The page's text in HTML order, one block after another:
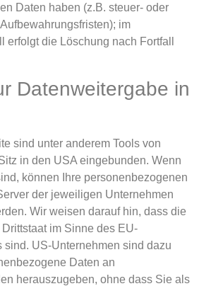
Daten haben (z.B. steuer- oder
im
erfolgt die Löschung nach Fortfall
Datenweitergabe in
sind unter anderem Tools von
in den USA eingebunden. Wenn
können Ihre personenbezogenen
der jeweiligen Unternehmen
Wir weisen darauf hin, dass die
im Sinne des EU-
sind. US-Unternehmen sind dazu
Daten an
herauszugeben, ohne dass Sie als